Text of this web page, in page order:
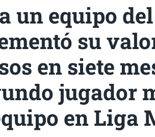
un equipo del
su
en siete
jugador
en Liga